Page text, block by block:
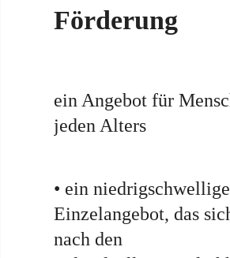
Förderung
ein Angebot für
jeden Alters
• ein
Einzelangebot, das
nach den